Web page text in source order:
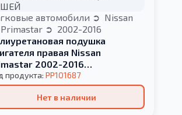
автомобили
Nissan
Primastar
2002-2016
подушка
правая Nissan
2002-2016
ВАШЕЙ
продукта:PP101687
Нет в наличии